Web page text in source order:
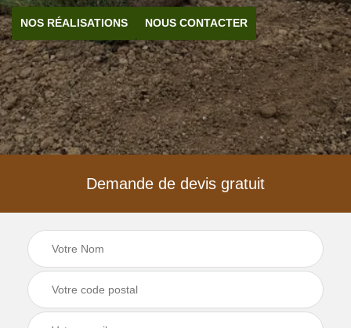
NOS RÉALISATIONS NOUS CONTACTER
Demande de devis gratuit